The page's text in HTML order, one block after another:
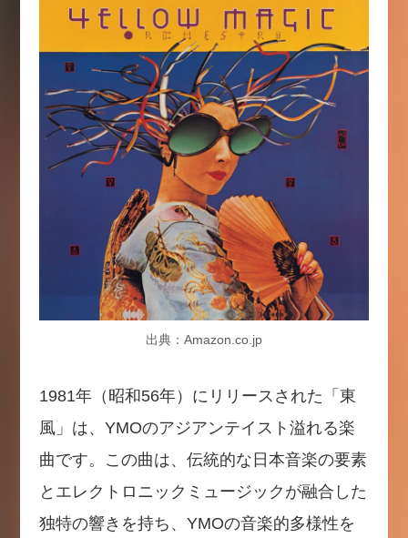
出典：Amazon.co.jp
1981年（昭和56年）にリリースされた「東
風」は、YMOのアジアンテイスト溢れる楽
曲です。この曲は、伝統的な日本音楽の要素
とエレクトロニックミュージックが融合した
独特の響きを持ち、YMOの音楽的多様性を